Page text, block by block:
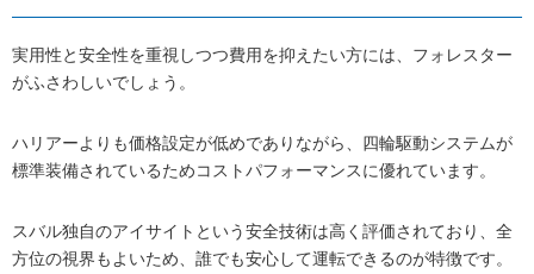
実用性と安全性を重視しつつ費用を抑えたい方には、フォレスター
がふさわしいでしょう。
ハリアーよりも価格設定が低めでありながら、四輪駆動システムが
標準装備されているためコストパフォーマンスに優れています。
スバル独自のアイサイトという安全技術は高く評価されており、全
方位の視界もよいため、誰でも安心して運転できるのが特徴です。